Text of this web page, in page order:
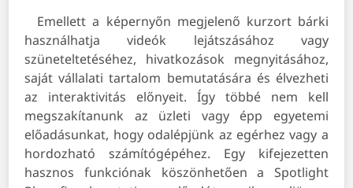
Emellett a képernyőn megjelenő kurzort bárki
használhatja videók lejátszásához vagy
szüneteltetéséhez, hivatkozások megnyitásához,
saját vállalati tartalom bemutatására és élvezheti
az interaktivitás előnyeit. Így többé nem kell
megszakítanunk az üzleti vagy épp egyetemi
előadásunkat, hogy odalépjünk az egérhez vagy a
hordozható számítógépéhez. Egy kifejezetten
hasznos funkciónak köszönhetően a Spotlight